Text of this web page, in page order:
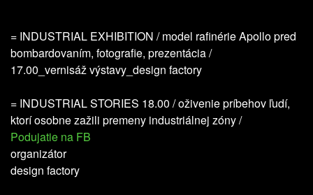
= INDUSTRIAL EXHIBITION / model rafinérie Apollo pred
bombardovaním, fotografie, prezentácia /
17.00_vernisáž výstavy_design factory
= INDUSTRIAL STORIES 18.00 / oživenie príbehov ľudí,
ktorí osobne zažili premeny industriálnej zóny /
Podujatie na FB
organizátor
design factory